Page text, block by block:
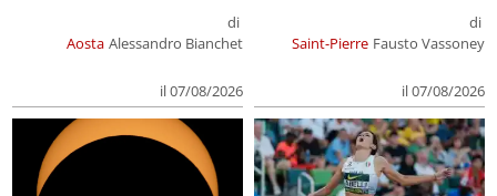
Aosta
di
Alessandro Bianchet
il 07/08/2026
Saint-Pierre
di
Fausto Vassoney
il 07/08/2026